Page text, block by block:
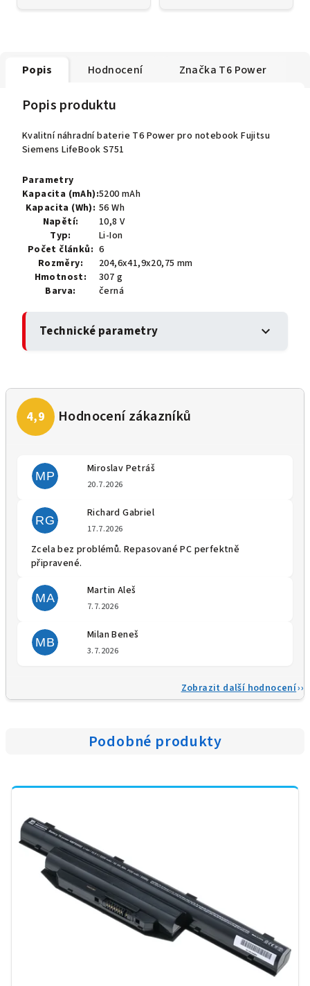
Popis Hodnocení Značka T6 Power
Popis produktu
Kvalitní náhradní baterie T6 Power pro notebook Fujitsu
Siemens LifeBook S751
Parametry
Kapacita (mAh):5200 mAh
Kapacita (Wh): 56 Wh
Napětí:
10,8 V
Typ:
Li-Ion
Počet článků: 6
Rozměry:
204,6x41,9x20,75 mm
Hmotnost:
307 g
Barva:
černá
Technické parametry expand_more
MP
Miroslav Petráš
20.7.2026
RG
Richard Gabriel
17.7.2026
Zcela bez problémů. Repasované PC perfektně
připravené.
MA
Martin Aleš
7.7.2026
MB
Milan Beneš
3.7.2026
Zobrazit další hodnocení
Podobné produkty